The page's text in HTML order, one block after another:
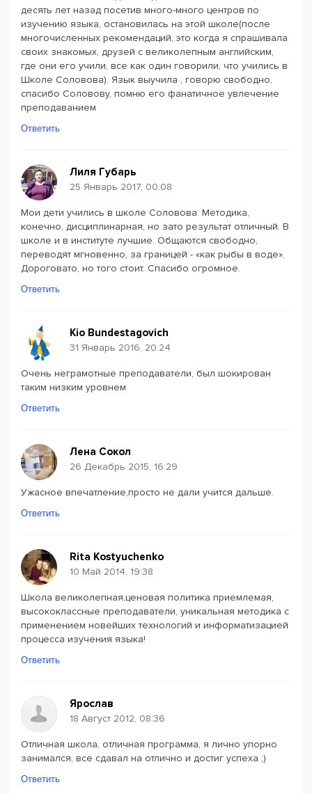
десять лет назад посетив много-много центров по
изучению языка, остановилась на этой школе(после
многочисленных рекомендаций, это когда я спрашивала
своих знакомых, друзей с великолепным английским,
где они его учили, все как один говорили, что учились в
Школе Соловова). Язык выучила , говорю свободно,
спасибо Соловову, помню его фанатичное увлечение
преподаванием
Ответить
Лиля Губарь
25 Январь 2017, 00:08
Мои дети учились в школе Соловова. Методика,
конечно, дисциплинарная, но зато результат отличный. В
школе и в институте лучшие. Общаются свободно,
переводят мгновенно, за границей - «как рыбы в воде».
Дороговато, но того стоит. Спасибо огромное.
Ответить
Kio Bundestagovich
31 Январь 2016, 20:24
Очень неграмотные преподаватели, был шокирован
таким низким уровнем
Ответить
Лена Сокол
26 Декабрь 2015, 16:29
Ужасное впечатление,просто не дали учится дальше.
Ответить
Rita Kostyuchenko
10 Май 2014, 19:38
Школа великолепная,ценовая политика приемлемая,
высококлассные преподаватели, уникальная методика с
применением новейших технологий и информатизацией
процесса изучения языка!
Ответить
Ярослав
18 Август 2012, 08:36
Отличная школа, отличная программа, я лично упорно
занимался, все сдавал на отлично и достиг успеха ;)
Ответить